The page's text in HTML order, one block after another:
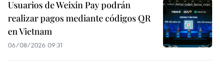
Usuarios de Weixin Pay podrán
realizar pagos mediante códigos QR
en Vietnam
06/08/2026 09:31